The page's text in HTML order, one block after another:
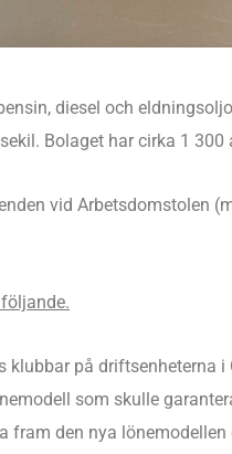
diesel och
Bolaget har cirka 1
vid Arbetsdomstolen
klubbar på driftsenheterna
som skulle
fram den nya